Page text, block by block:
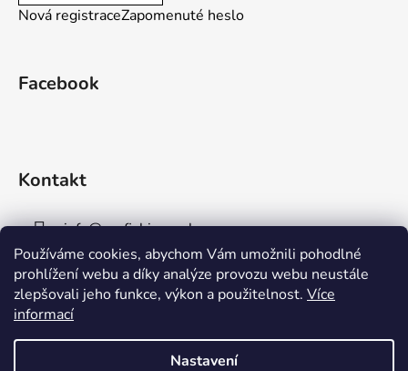
Používáme cookies, abychom Vám umožnili pohodlné
prohlížení webu a díky analýze provozu webu neustále
zlepšovali jeho funkce, výkon a použitelnost. Více
informací
Nastavení
Nová registraceZapomenuté heslo
Facebook
Kontakt
info@aaafishingpraha.cz
778 011 878